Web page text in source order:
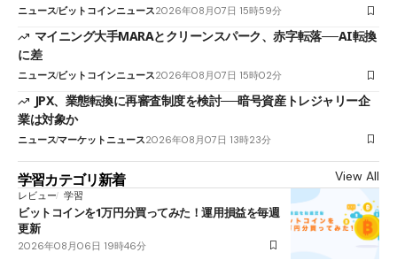
ニュースビットコインニュース2026年08月07日 15時59分
マイニング大手MARAとクリーンスパーク、赤字転落──AI転換
に差
ニュースビットコインニュース2026年08月07日 15時02分
JPX、業態転換に再審査制度を検討──暗号資産トレジャリー企
業は対象か
ニュースマーケットニュース2026年08月07日 13時23分
学習カテゴリ新着 View All
レビュー 学習
ビットコインを1万円分買ってみた！運用損益を毎週
更新
2026年08月06日 19時46分